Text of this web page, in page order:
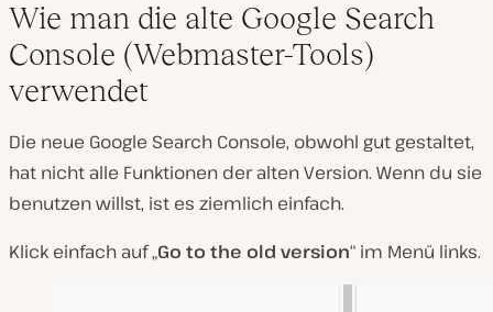
Wie man die alte Google Search
Console (Webmaster-Tools)
verwendet
Die neue Google Search Console, obwohl gut gestaltet,
hat nicht alle Funktionen der alten Version. Wenn du sie
benutzen willst, ist es ziemlich einfach.
Klick einfach auf „Go to the old version“ im Menü links.